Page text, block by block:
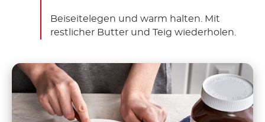
Beiseitelegen und warm halten. Mit
restlicher Butter und Teig wiederholen.